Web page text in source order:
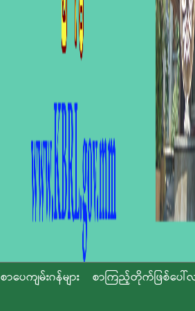
စာပေကျမ်းဂန်များ
စာကြည့်တိုက်ဖြစ်ပေါ်